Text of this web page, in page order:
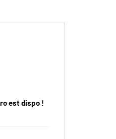
est dispo !